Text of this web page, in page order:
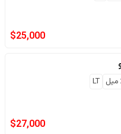
$25,000
ميل LT
$27,000